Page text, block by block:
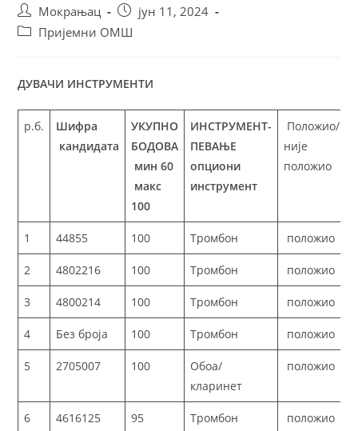
Мокрањац
јун 11, 2024
Пријемни ОМШ
ДУВАЧИ ИНСТРУМЕНТИ
р.б.
Шифра
кандидата
УКУПНО
БОДОВА
мин 60
макс
100
ИНСТРУМЕНТ-
ПЕВАЊЕ
опциони
инструмент
Положио/
није
положио
1 44855 100 Тромбон положио
2 4802216 100 Тромбон положио
3 4800214 100 Тромбон положио
4 Без броја 100 Тромбон положио
5 2705007 100
Обоа/
кларинет
положио
6 4616125 95 Тромбон положио